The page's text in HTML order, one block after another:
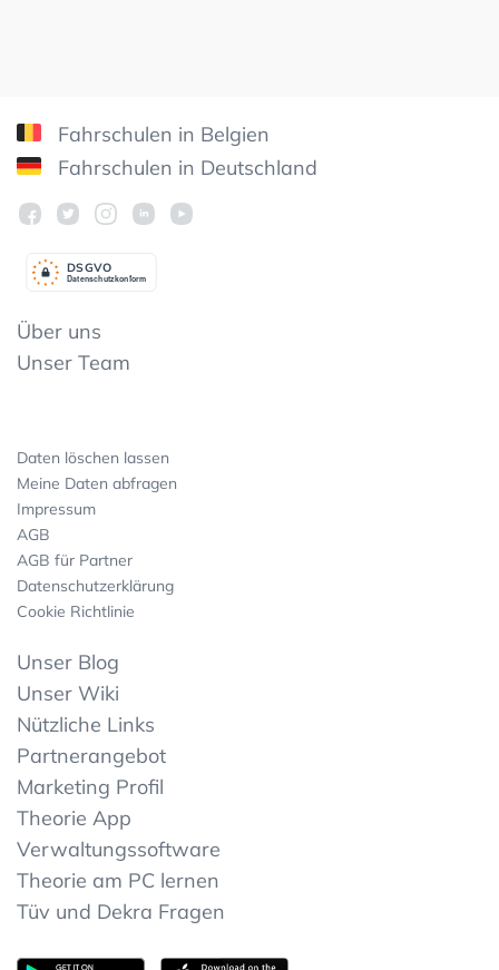
Fahrschulen in Belgien
Fahrschulen in Deutschland
Datenschutzkonform
DSGVO
Über uns
Unser Team
Daten löschen lassen
Meine Daten abfragen
Impressum
AGB
AGB für Partner
Datenschutzerklärung
Cookie Richtlinie
Unser Blog
Unser Wiki
Nützliche Links
Partnerangebot
Marketing Profil
Theorie App
Verwaltungssoftware
Theorie am PC lernen
Tüv und Dekra Fragen